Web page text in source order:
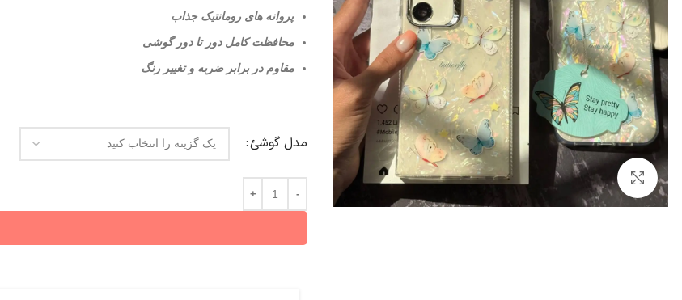
برای بزرگنمایی کلیک کنید
پروانه های رومانتیک جذاب
محافظت کامل دور تا دور گوشی
مقاوم در برابر ضربه و تغییر رنگ
مدل گوشئ